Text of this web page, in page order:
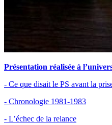
Présentation réalisée à
- Ce que disait le PS avant la
- Chronologie 1981-1983
- L’échec de la relance